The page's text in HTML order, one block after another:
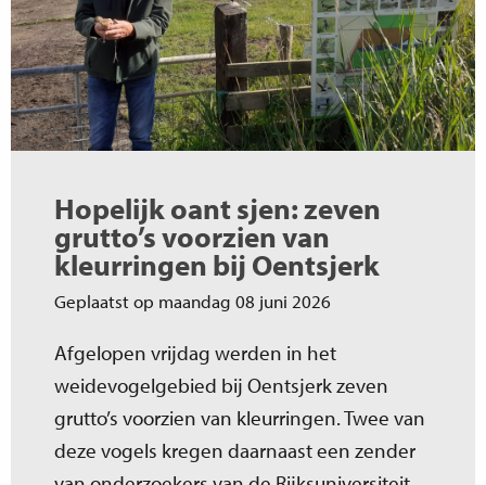
Hopelijk oant sjen: zeven
grutto’s voorzien van
kleurringen bij Oentsjerk
Geplaatst op maandag 08 juni 2026
Afgelopen vrijdag werden in het
weidevogelgebied bij Oentsjerk zeven
grutto’s voorzien van kleurringen. Twee van
deze vogels kregen daarnaast een zender